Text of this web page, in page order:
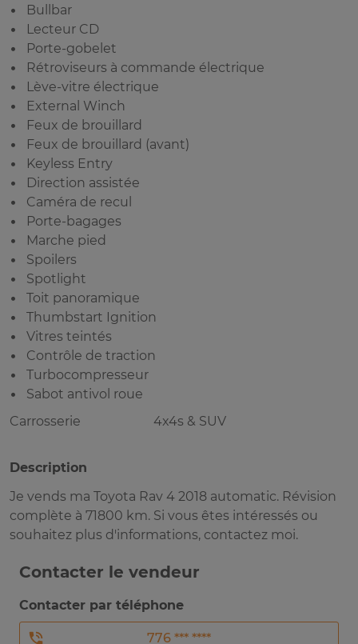
Bullbar
Lecteur CD
Porte-gobelet
Rétroviseurs à commande électrique
Lève-vitre électrique
External Winch
Feux de brouillard
Feux de brouillard (avant)
Keyless Entry
Direction assistée
Caméra de recul
Porte-bagages
Marche pied
Spoilers
Spotlight
Toit panoramique
Thumbstart Ignition
Vitres teintés
Contrôle de traction
Turbocompresseur
Sabot antivol roue
Carrosserie
4x4s & SUV
Description
Je vends ma Toyota Rav 4 2018 automatic. Révision
complète à 71800 km. Si vous êtes intéressés ou
souhaitez plus d'informations, contactez moi.
Contacter le vendeur
Contacter par téléphone
776 *** ****